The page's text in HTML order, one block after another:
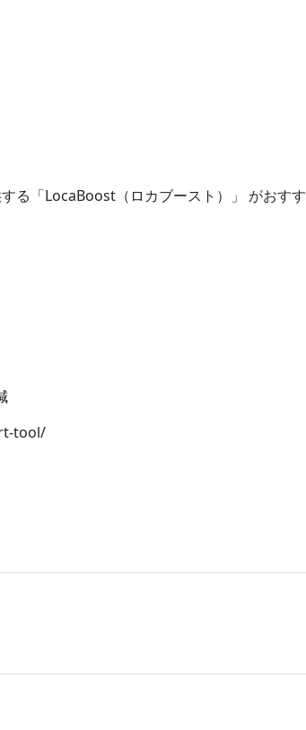
る「LocaBoost（ロカブースト）」 がおすす
tool/